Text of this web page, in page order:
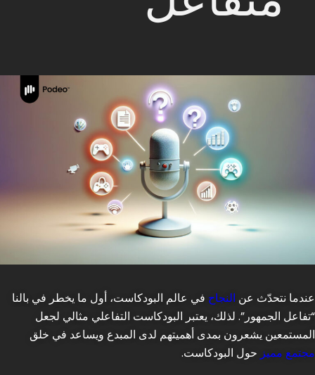
عندما نتحدّث عن النجاح في عالم البودكاست، أول ما يخطر في بالنا
“تفاعل الجمهور”. لذلك، يعتبر البودكاست التفاعلي مثالي لجعل
المستمعين يشعرون بمدى أهميتهم لدى المبدع ويساعد في خلق
مجتمع مميز حول البودكاست.